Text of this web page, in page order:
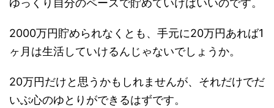
ゆっくり自分のペースで貯めていけばいいのです。
2000万円貯められなくとも、手元に20万円あれば1
ヶ月は生活していけるんじゃないでしょうか。
20万円だけと思うかもしれませんが、それだけでだ
いぶ心のゆとりができるはずです。